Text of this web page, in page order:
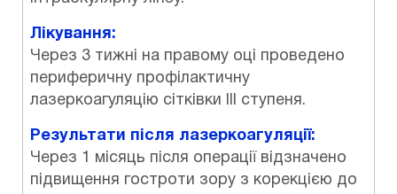
Лікування:
Через 3 тижні на правому оці проведено
периферичну профілактичну
лазеркоагуляцію сітківки III ступеня.
Результати після лазеркоагуляції:
Через 1 місяць після операції відзначено
підвищення гостроти зору з корекцією до